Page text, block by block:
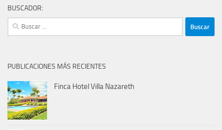
BUSCADOR:
Buscar:
PUBLICACIONES MÁS RECIENTES
Finca Hotel Villa Nazareth